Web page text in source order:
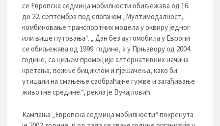
се Европска седмица мобилности обиљежава од 16.
до 22. септембра под слоганом „Mултимодалност,
комбиновање транспортних модела у оквиру једног
или више путовања“. „ Дан без аутомобила у Европи
се обиљежава од 1999. године, а у Прњавору од 2004.
године, са циљем промоције алтернативних начина
кретања, вожње бициклом и пјешачења, како би
утицали на смањење саобраћајне гужве и загађивање
животне средине.“, рекла је Вукајловић.
Кампања „Европска седмица мобилности“ покренута